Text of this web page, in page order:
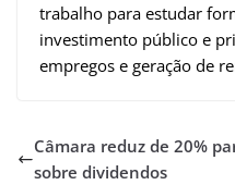
trabalho para estudar
investimento público e
empregos e geração de
Câmara reduz de 20%
sobre dividendos